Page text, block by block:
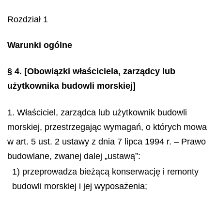
Rozdział 1
Warunki ogólne
§ 4. [Obowiązki właściciela, zarządcy lub
użytkownika budowli morskiej]
1. Właściciel, zarządca lub użytkownik budowli
morskiej, przestrzegając wymagań, o których mowa
w art. 5 ust. 2 ustawy z dnia 7 lipca 1994 r. – Prawo
budowlane, zwanej dalej „ustawą”:
1) przeprowadza bieżącą konserwację i remonty
budowli morskiej i jej wyposażenia;